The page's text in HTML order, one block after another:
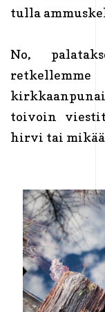
tulla
No,
toivoin
hirvi tai